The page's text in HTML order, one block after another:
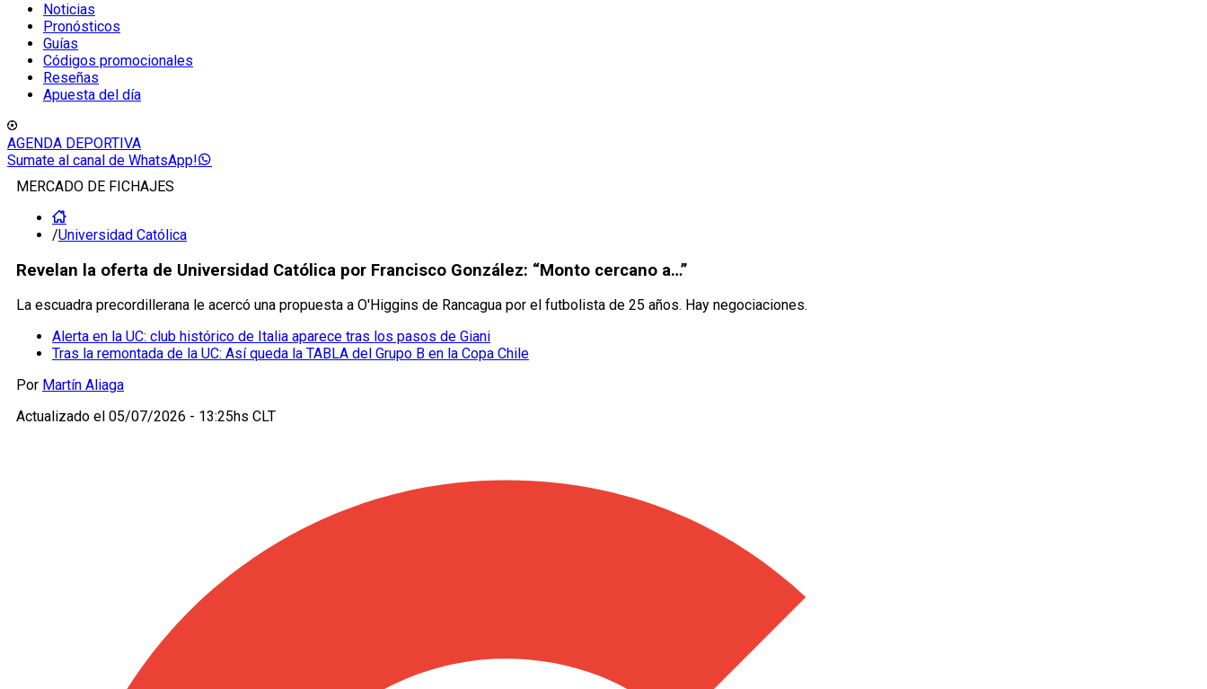
Noticias
Pronósticos
Guías
Códigos promocionales
Reseñas
Apuesta del día
AGENDA DEPORTIVA
Sumate al canal de WhatsApp!
MERCADO DE FICHAJES
/Universidad Católica
Revelan la oferta de Universidad Católica por Francisco González: “Monto cercano a…”
La escuadra precordillerana le acercó una propuesta a O'Higgins de Rancagua por el futbolista de 25 años. Hay negociaciones.
Alerta en la UC: club histórico de Italia aparece tras los pasos de Giani
Tras la remontada de la UC: Así queda la TABLA del Grupo B en la Copa Chile
Por Martín Aliaga
Actualizado el 05/07/2026 - 13:25hs CLT